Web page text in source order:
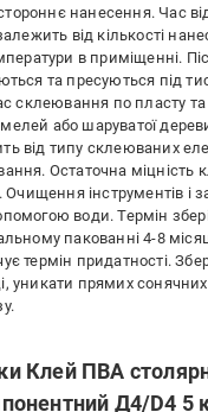
нанесення. Час
від кількості
в приміщенні.
та пресуються під
склеювання по пласту
або шаруватої
від типу склеюваних
Остаточна міцність
Очищення інструментів і
води. Термін
пакованні 4-8
термін придатності.
уникати прямих
Клей ПВА
Д4/D4 5